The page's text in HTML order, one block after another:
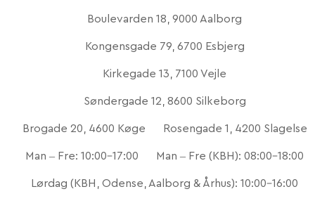
Boulevarden 18, 9000 Aalborg
Kongensgade 79, 6700 Esbjerg
Kirkegade 13, 7100 Vejle
Søndergade 12, 8600 Silkeborg
Brogade 20, 4600 Køge Rosengade 1, 4200 Slagelse
Man – Fre: 10:00-17:00 Man – Fre (KBH): 08:00-18:00
Lørdag (KBH, Odense, Aalborg & Århus): 10:00-16:00